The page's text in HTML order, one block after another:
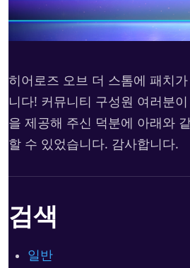
히어로즈 오브 더 스톰에 패치
니다! 커뮤니티 구성원 여러분
을 제공해 주신 덕분에 아래와
할 수 있었습니다. 감사합니다.
검색
일반